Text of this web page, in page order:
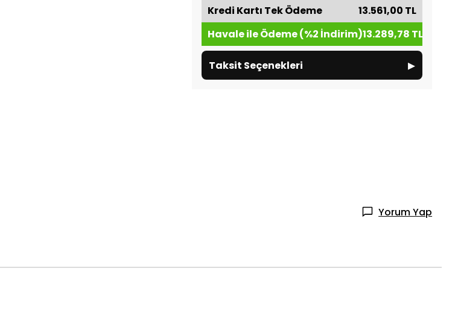
Kredi Kartı Tek Ödeme
13.561,00 TL
Havale ile Ödeme (%2 İndirim)13.289,78 TL
Taksit Seçenekleri ▸
Yorum Yap